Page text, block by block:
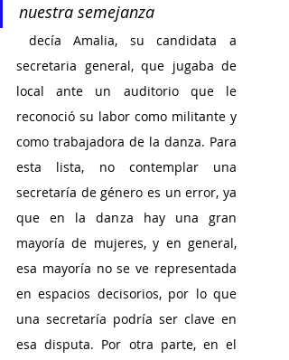
nuestra semejanza
secretaria general, que jugaba de
local ante un auditorio que le
reconoció su labor como militante y
como trabajadora de la danza. Para
esta lista, no contemplar una
secretaría de género es un error, ya
que en la danza hay una gran
mayoría de mujeres, y en general,
esa mayoría no se ve representada
en espacios decisorios, por lo que
una secretaría podría ser clave en
esa disputa. Por otra parte, en el